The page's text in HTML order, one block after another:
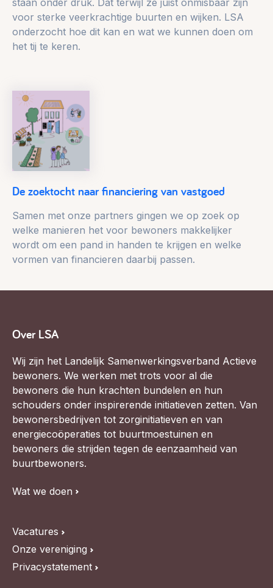
staan onder druk. Dat terwijl ze juist onmisbaar zijn
voor sterke veerkrachtige buurten en wijken. LSA
onderzocht hoe dit kan en wat we kunnen doen om
het tij te keren.
De zoektocht naar financiering van vastgoed
Samen met onze partners gingen we op zoek op
welke manieren het voor bewoners makkelijker
wordt om een pand in handen te krijgen en welke
vormen van financieren daarbij passen.
Over LSA
Wij zijn het Landelijk Samenwerkingsverband Actieve
bewoners. We werken met trots voor al die
bewoners die hun krachten bundelen en hun
schouders onder inspirerende initiatieven zetten. Van
bewonersbedrijven tot zorginitiatieven en van
energiecoöperaties tot buurtmoestuinen en
bewoners die strijden tegen de eenzaamheid van
buurtbewoners.
Wat we doen
Vacatures
Onze vereniging
Privacystatement